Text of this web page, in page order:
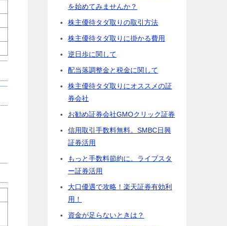
を始めてみませんか？
株主優待タダ取りの取引方法
株主優待タダ取りに掛かる費用
逆日歩に関して
配当落調整金と税金に関して
株主優待タダ取りにオススメの証
券会社
お勧め証券会社GMOクリック証券
信用取引手数料無料。SMBC日興
証券活用
もっと手数料節約に。ライブスタ
ー証券活用
大口優遇で攻略！楽天証券有効利
用！
資金が足らないときは？